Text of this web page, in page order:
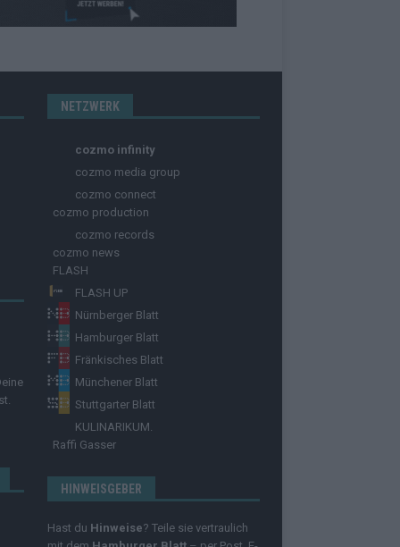
NETZWERK
cozmo infinity
cozmo media group
cozmo connect
cozmo production
cozmo records
cozmo news
FLASH
FLASH UP
Nürnberger Blatt
Hamburger Blatt
Fränkisches Blatt
Münchener Blatt
Stuttgarter Blatt
KULINARIKUM.
Raffi Gasser
HINWEISGEBER
Hast du Hinweise? Teile sie vertraulich